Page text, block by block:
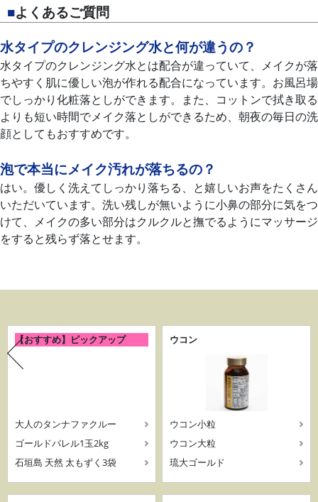
■よくあるご質問
水タイプのクレンジング水と何が違うの？
水タイプのクレンジング水とは配合が違っていて、メイクが落
ちやすく肌に優しい泡が作れる配合になっています。お風呂場
でしっかり化粧落としができます。また、コットンで拭き取る
よりも短い時間でメイク落としができるため、朝夜の毎日の洗
顔としてもおすすめです。
泡で本当にメイク汚れが落ちるの？
はい。優しく洗えてしっかり落ちる、と嬉しいお声をたくさん
いただいています。洗い残しが無いように小鼻の部分に気をつ
けて、メイクの多い部分はクルクルと撫でるようにマッサージ
をすると残らず落とせます。
【おすすめ】ピックアップ
大人のタンナファクルー
ゴールドバレル1玉2kg
石垣島 天然 太もずく3袋
ウコン
ウコン小粒
ウコン大粒
琉大ゴールド